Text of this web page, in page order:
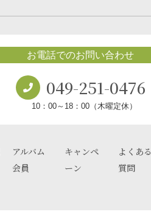
お電話でのお問い合わせ
049-251-0476
10：00～18：00（木曜定休）
アルバム
会員
キャンペ
ーン
よくある
質問